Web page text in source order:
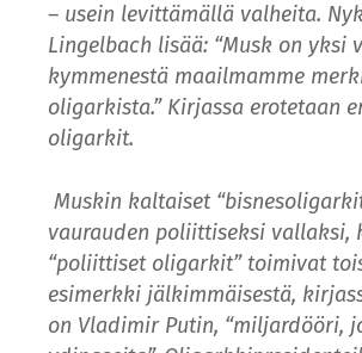
– usein levittämällä valheita.
Lingelbach lisää: “Musk on yksi
kymmenestä maailmamme
oligarkista.” Kirjassa erotetaan
oligarkit.
Muskin kaltaiset
vaurauden poliittiseksi vallaksi,
“poliittiset oligarkit” toimivat
esimerkki jälkimmäisestä,
on Vladimir Putin, “miljardööri,